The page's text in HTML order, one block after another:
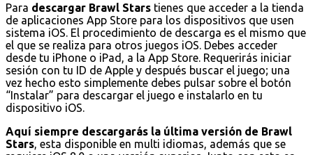
Para descargar Brawl Stars tienes que acceder a la tienda
de aplicaciones App Store para los dispositivos que usen
sistema iOS. El procedimiento de descarga es el mismo que
el que se realiza para otros juegos iOS. Debes acceder
desde tu iPhone o iPad, a la App Store. Requerirás iniciar
sesión con tu ID de Apple y después buscar el juego; una
vez hecho esto simplemente debes pulsar sobre el botón
“Instalar” para descargar el juego e instalarlo en tu
dispositivo iOS.
Aquí siempre descargarás la última versión de Brawl
Stars, esta disponible en multi idiomas, además que se